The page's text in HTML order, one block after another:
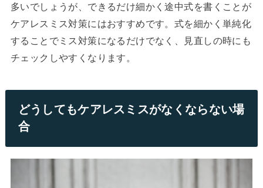
多いでしょうが、できるだけ細かく途中式を書くことが
ケアレスミス対策にはおすすめです。式を細かく単純化
することでミス対策になるだけでなく、見直しの時にも
チェックしやすくなります。
どうしてもケアレスミスがなくならない場
合